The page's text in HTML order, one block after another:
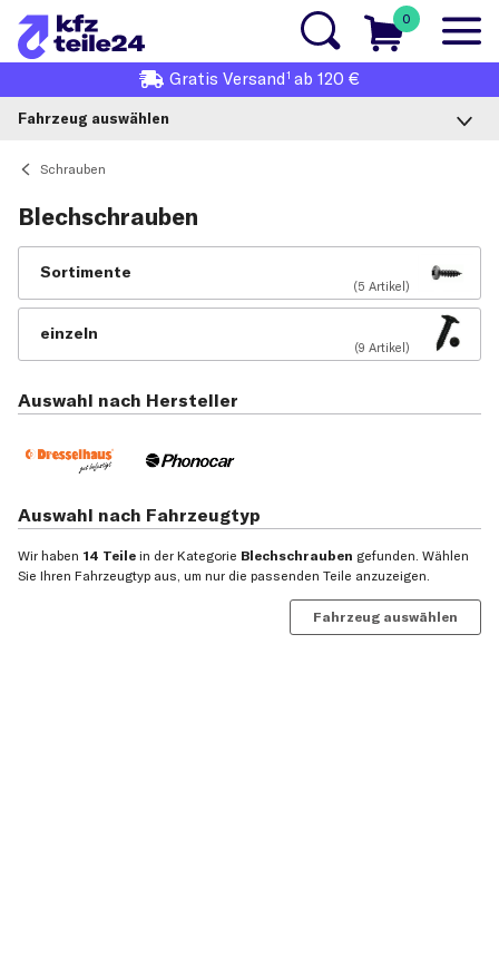
0
Gratis Versand1 ab 120 €
Fahrzeug auswählen
Schrauben
Blechschrauben
Sortimente
(5 Artikel)
einzeln
(9 Artikel)
Auswahl nach Hersteller
Auswahl nach Fahrzeugtyp
Wir haben 14 Teile in der Kategorie Blechschrauben gefunden. Wählen
Sie Ihren Fahrzeugtyp aus, um nur die passenden Teile anzuzeigen.
Fahrzeug auswählen